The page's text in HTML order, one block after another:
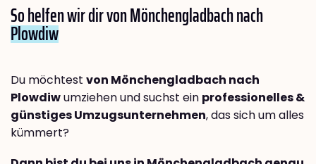
So helfen wir dir von Mönchengladbach nach
Plowdiw
Du möchtest von Mönchengladbach nach
Plowdiwumziehen und suchst ein professionelles &
günstiges Umzugsunternehmen, das sich um alles
kümmert?